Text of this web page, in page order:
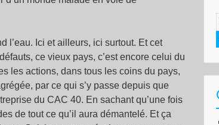
l’eau. Ici et ailleurs, ici surtout. Et cet
ce vieux pays, c’est encore celui du
les actions, dans tous les coins du pays,
par ce qui s’y passe depuis que
du CAC 40. En sachant qu’une fois
de tout ce qu’il aura démantelé. Et ça